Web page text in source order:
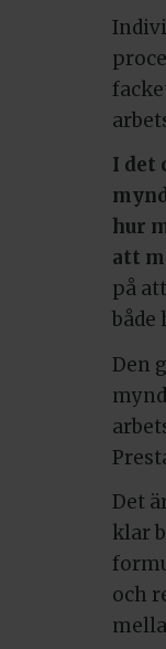
I det
hur
att
på
både
Den
Det
klar
och